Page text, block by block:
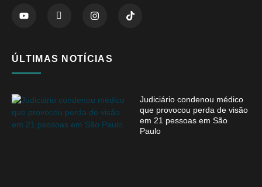
ÚLTIMAS NOTÍCIAS
Judiciário condenou médico
que provocou perda de visão
em 21 pessoas em São
Paulo